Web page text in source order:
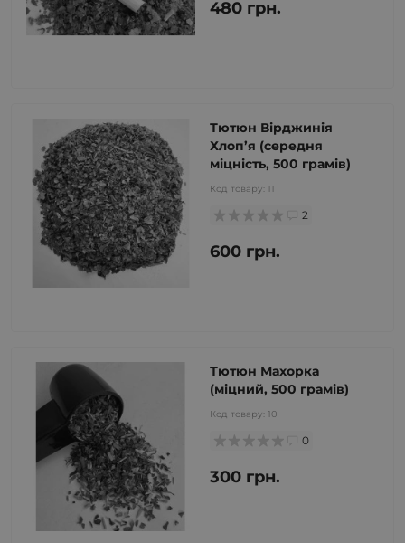
480 грн.
Тютюн Вірджинія
Хлоп’я (середня
міцність, 500 грамів)
Код товару: 11
2
600 грн.
Тютюн Махорка
(міцний, 500 грамів)
Код товару: 10
0
300 грн.